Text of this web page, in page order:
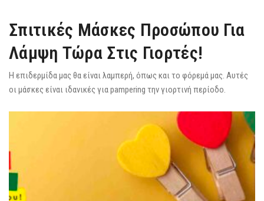
Σπιτικές Μάσκες Προσώπου Για
Λάμψη Τώρα Στις Γιορτές!
Η επιδερμίδα μας θα είναι λαμπερή, όπως και το φόρεμά μας. Αυτές
οι μάσκες είναι ιδανικές για pampering την γιορτινή περίοδο.